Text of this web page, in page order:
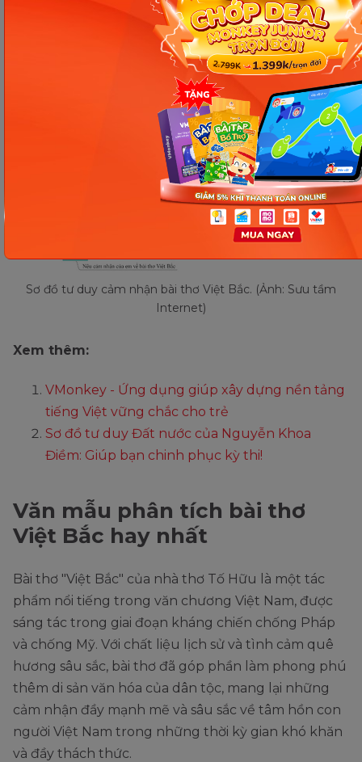
Sơ đồ tư duy cảm nhận bài thơ Việt Bắc. (Ảnh: Sưu tầm
Internet)
Xem thêm:
VMonkey - Ứng dụng giúp xây dựng nền tảng
tiếng Việt vững chắc cho trẻ
Sơ đồ tư duy Đất nước của Nguyễn Khoa
Điềm: Giúp bạn chinh phục kỳ thi!
Văn mẫu phân tích bài thơ
Việt Bắc hay nhất
Bài thơ "Việt Bắc" của nhà thơ Tố Hữu là một tác
phẩm nổi tiếng trong văn chương Việt Nam, được
sáng tác trong giai đoạn kháng chiến chống Pháp
và chống Mỹ. Với chất liệu lịch sử và tình cảm quê
hương sâu sắc, bài thơ đã góp phần làm phong phú
thêm di sản văn hóa của dân tộc, mang lại những
cảm nhận đầy mạnh mẽ và sâu sắc về tâm hồn con
người Việt Nam trong những thời kỳ gian khó khăn
và đầy thách thức.